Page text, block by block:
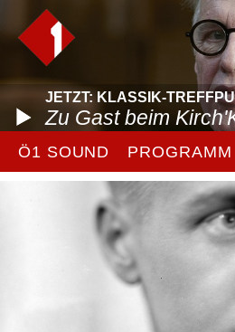
JETZT: KLASSIK-
Zu Gast beim
Ö1 SOUND PROGRAMM